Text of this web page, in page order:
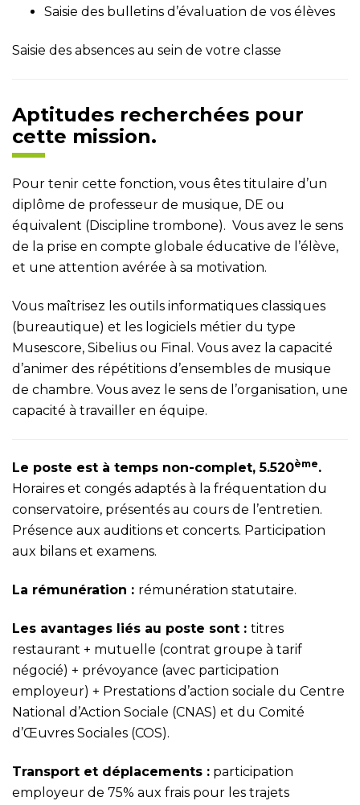
Saisie des bulletins d’évaluation de vos élèves
Saisie des absences au sein de votre classe
Aptitudes recherchées pour
cette mission.
Pour tenir cette fonction, vous êtes titulaire d’un
diplôme de professeur de musique, DE ou
équivalent (Discipline trombone). Vous avez le sens
de la prise en compte globale éducative de l’élève,
et une attention avérée à sa motivation.
Vous maîtrisez les outils informatiques classiques
(bureautique) et les logiciels métier du type
Musescore, Sibelius ou Final. Vous avez la capacité
d’animer des répétitions d’ensembles de musique
de chambre. Vous avez le sens de l’organisation, une
capacité à travailler en équipe.
Le poste est à temps non-complet, 5.520ème.
Horaires et congés adaptés à la fréquentation du
conservatoire, présentés au cours de l’entretien.
Présence aux auditions et concerts. Participation
aux bilans et examens.
La rémunération : rémunération statutaire.
Les avantages liés au poste sont : titres
restaurant + mutuelle (contrat groupe à tarif
négocié) + prévoyance (avec participation
employeur) + Prestations d’action sociale du Centre
National d’Action Sociale (CNAS) et du Comité
d’Œuvres Sociales (COS).
Transport et déplacements : participation
employeur de 75% aux frais pour les trajets